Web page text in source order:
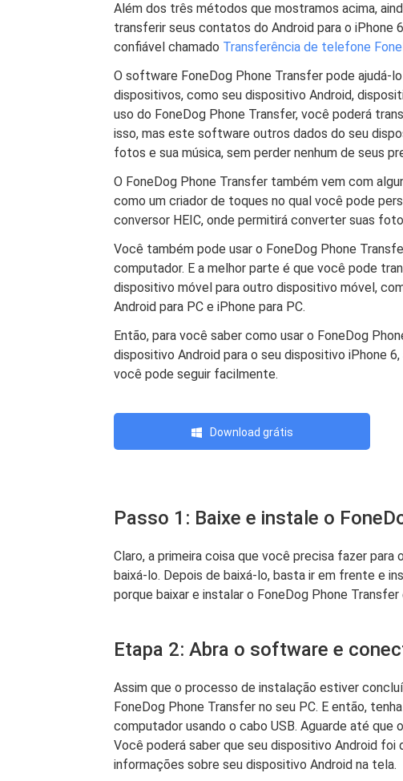
Além dos três métodos que mostramos acima,
transferir seus contatos do Android para o iPhone
confiável chamado Transferência de telefone
O software FoneDog Phone Transfer pode ajudá-
dispositivos, como seu dispositivo Android,
uso do FoneDog Phone Transfer, você poderá
isso, mas este software outros dados do seu
fotos e sua música, sem perder nenhum de seus
O FoneDog Phone Transfer também vem com
como um criador de toques no qual você pode
conversor HEIC, onde permitirá converter suas
Você também pode usar o FoneDog Phone
computador. E a melhor parte é que você pode
dispositivo móvel para outro dispositivo móvel,
Android para PC e iPhone para PC.
Então, para você saber como usar o FoneDog
dispositivo Android para o seu dispositivo iPhone
você pode seguir facilmente.
Download grátis
Passo 1: Baixe e instale o
Claro, a primeira coisa que você precisa fazer
baixá-lo. Depois de baixá-lo, basta ir em frente e
porque baixar e instalar o FoneDog Phone Transfer
Etapa 2: Abra o software e
Assim que o processo de instalação estiver
FoneDog Phone Transfer no seu PC. E então,
computador usando o cabo USB. Aguarde até
Você poderá saber que seu dispositivo Android
informações sobre seu dispositivo Android na tela.